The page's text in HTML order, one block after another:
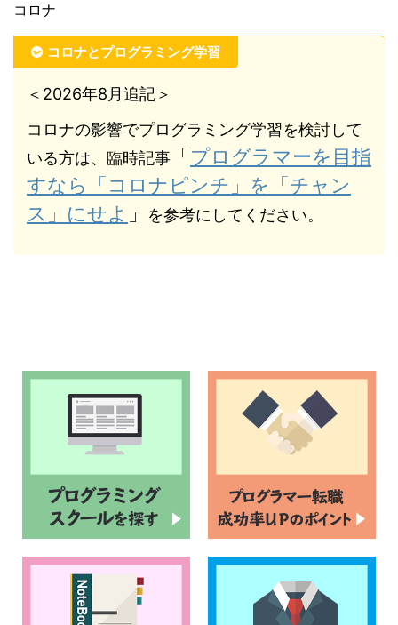
コロナ
コロナとプログラミング学習
＜2026年8月追記＞
コロナの影響でプログラミング学習を検討して
いる方は、臨時記事
「 プログラマーを目指
すなら「コロナピンチ」を「チャン
ス」にせよ 」 を参考にしてください。